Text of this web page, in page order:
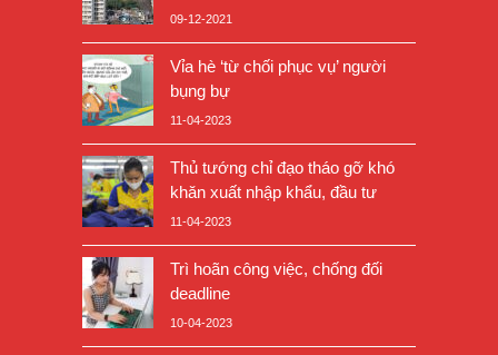
09-12-2021
Vỉa hè ‘từ chối phục vụ’ người
bụng bự
11-04-2023
Thủ tướng chỉ đạo tháo gỡ khó
khăn xuất nhập khẩu, đầu tư
11-04-2023
Trì hoãn công việc, chống đối
deadline
10-04-2023